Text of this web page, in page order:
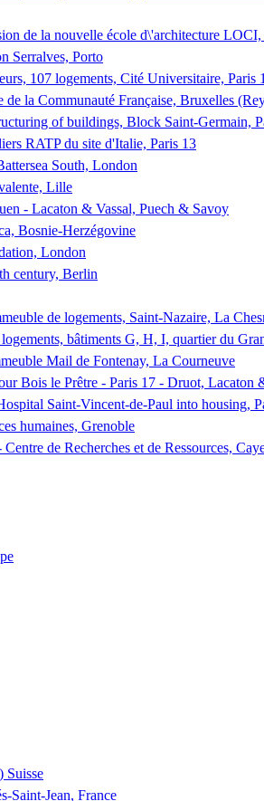
de la nouvelle école d\'architecture
Serralves, Porto
107 logements, Cité Universitaire, Paris
la Communauté Française, Bruxelles
of buildings, Block Saint-Germain,
RATP du site d'Italie, Paris 13
South, London
Lille
- Lacaton & Vassal, Puech & Savoy
Bosnie-Herzégovine
London
century, Berlin
de logements, Saint-Nazaire, La
bâtiments G, H, I, quartier du
Mail de Fontenay, La Courneuve
Bois le Prêtre - Paris 17 - Druot, Lacaton
Saint-Vincent-de-Paul into housing,
humaines, Grenoble
de Recherches et de Ressources,
Suisse
Saint-Jean, France